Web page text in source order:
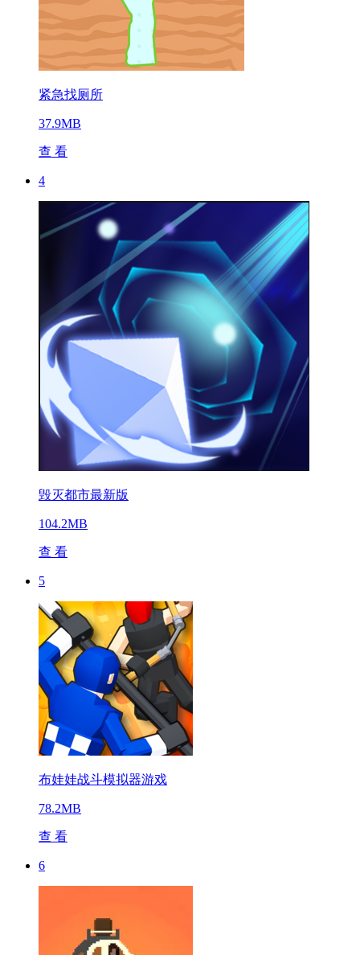
紧急找厕所
37.9MB
查 看
4
毁灭都市最新版
104.2MB
查 看
5
布娃娃战斗模拟器游戏
78.2MB
查 看
6